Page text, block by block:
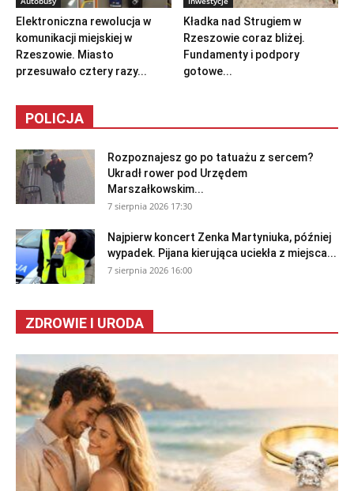
Elektroniczna rewolucja w
komunikacji miejskiej w
Rzeszowie. Miasto
przesuwało cztery razy...
Kładka nad Strugiem w
Rzeszowie coraz bliżej.
Fundamenty i podpory
gotowe...
POLICJA
Rozpoznajesz go po tatuażu z sercem?
Ukradł rower pod Urzędem
Marszałkowskim...
7 sierpnia 2026 17:30
Najpierw koncert Zenka Martyniuka, później
wypadek. Pijana kierująca uciekła z miejsca...
7 sierpnia 2026 16:00
ZDROWIE I URODA